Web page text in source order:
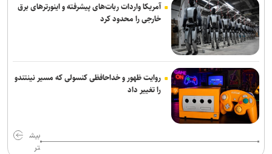
آمریکا واردات ربات‌های پیشرفته و اینورترهای برق
خارجی را محدود کرد
روایت ظهور و خداحافظی کنسولی که مسیر نینتندو
را تغییر داد
بیش
تر